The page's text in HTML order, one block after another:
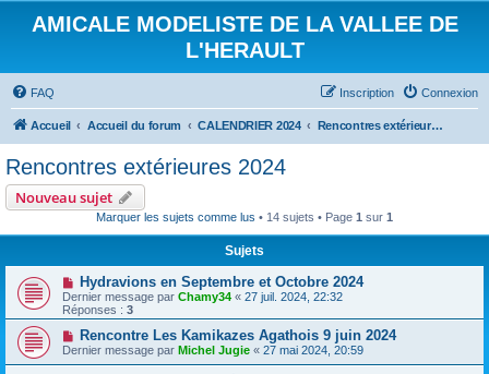
AMICALE MODELISTE DE LA VALLEE DE
L'HERAULT
FAQ Connexion
Inscription
Accueil Accueil du forum CALENDRIER 2024 Rencontres extérieures 2024
Rencontres extérieures 2024
Nouveau sujet
Marquer les sujets comme lus • 14 sujets • Page 1 sur 1
Sujets
Hydravions en Septembre et Octobre 2024
Dernier message par Chamy34 « 27 juil. 2024, 22:32
Réponses : 3
Rencontre Les Kamikazes Agathois 9 juin 2024
Dernier message par Michel Jugie « 27 mai 2024, 20:59